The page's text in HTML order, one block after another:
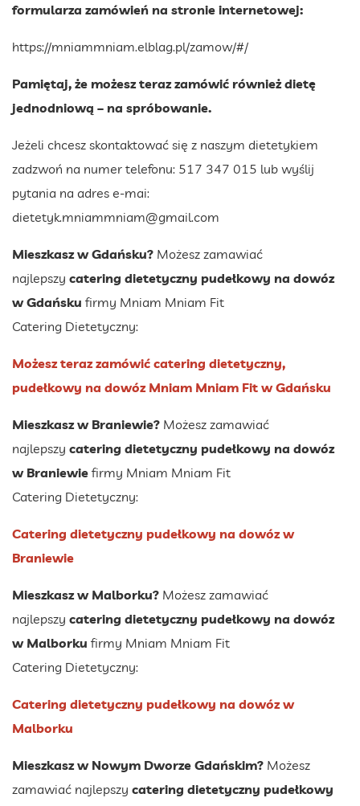
formularza zamówień na stronie internetowej:
https://mniammniam.elblag.pl/zamow/#/
Pamiętaj, że możesz teraz zamówić również dietę
jednodniową – na spróbowanie.
Jeżeli chcesz skontaktować się z naszym dietetykiem
zadzwoń na numer telefonu: 517 347 015 lub wyślij
pytania na adres e-mai:
dietetyk.mniammniam@gmail.com
Mieszkasz w Gdańsku? Możesz zamawiać
najlepszy catering dietetyczny pudełkowy na dowóz
w Gdańsku firmy Mniam Mniam Fit
Catering Dietetyczny:
Możesz teraz zamówić catering dietetyczny,
pudełkowy na dowóz Mniam Mniam Fit w Gdańsku
Mieszkasz w Braniewie? Możesz zamawiać
najlepszy catering dietetyczny pudełkowy na dowóz
w Braniewie firmy Mniam Mniam Fit
Catering Dietetyczny:
Catering dietetyczny pudełkowy na dowóz w
Braniewie
Mieszkasz w Malborku? Możesz zamawiać
najlepszy catering dietetyczny pudełkowy na dowóz
w Malborku firmy Mniam Mniam Fit
Catering Dietetyczny:
Catering dietetyczny pudełkowy na dowóz w
Malborku
Mieszkasz w Nowym Dworze Gdańskim? Możesz
zamawiać najlepszy catering dietetyczny pudełkowy